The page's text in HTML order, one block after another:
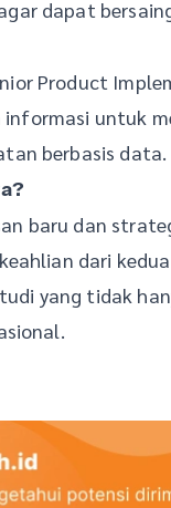
dapat
Product
untuk
berbasis data.
baru dan
dari
yang tidak